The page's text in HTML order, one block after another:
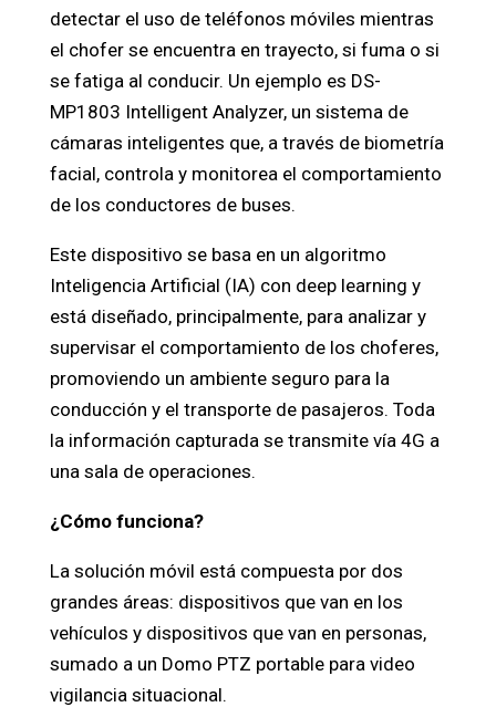
detectar el uso de teléfonos móviles mientras
el chofer se encuentra en trayecto, si fuma o si
se fatiga al conducir. Un ejemplo es DS-
MP1803 Intelligent Analyzer, un sistema de
cámaras inteligentes que, a través de biometría
facial, controla y monitorea el comportamiento
de los conductores de buses.
Este dispositivo se basa en un algoritmo
Inteligencia Artificial (IA) con deep learning y
está diseñado, principalmente, para analizar y
supervisar el comportamiento de los choferes,
promoviendo un ambiente seguro para la
conducción y el transporte de pasajeros. Toda
la información capturada se transmite vía 4G a
una sala de operaciones.
¿Cómo funciona?
La solución móvil está compuesta por dos
grandes áreas: dispositivos que van en los
vehículos y dispositivos que van en personas,
sumado a un Domo PTZ portable para video
vigilancia situacional.